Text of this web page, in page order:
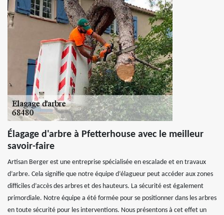
Élagage d'arbre à Pfetterhouse avec le meilleur
savoir-faire
Artisan Berger est une entreprise spécialisée en escalade et en travaux
d’arbre. Cela signifie que notre équipe d’élagueur peut accéder aux zones
difficiles d’accès des arbres et des hauteurs. La sécurité est également
primordiale. Notre équipe a été formée pour se positionner dans les arbres
en toute sécurité pour les interventions. Nous présentons à cet effet un